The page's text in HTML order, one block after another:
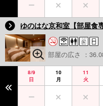
ゆのはな京和室【部屋食
部屋の広さ ：
8/9
日
10
月
11
火